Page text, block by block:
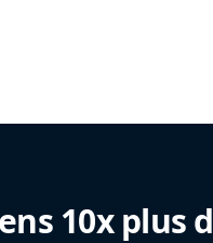
10x plus